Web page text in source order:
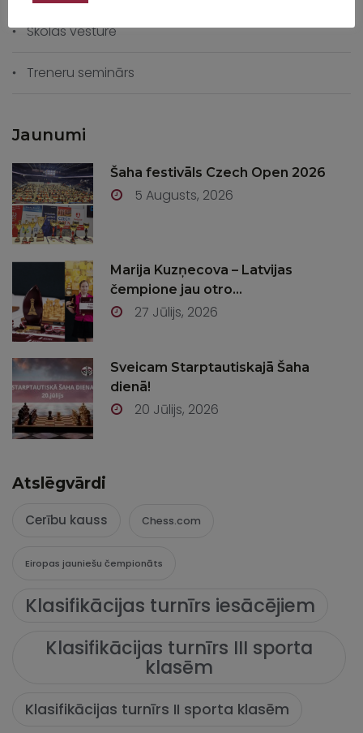
Skolas vēsture
Treneru seminārs
Jaunumi
Šaha festivāls Czech Open 2026
5 Augusts, 2026
Marija Kuzņecova – Latvijas
čempione jau otro...
27 Jūlijs, 2026
Sveicam Starptautiskajā Šaha
dienā!
20 Jūlijs, 2026
Atslēgvārdi
Cerību kauss Chess.com
Eiropas jauniešu čempionāts
Klasifikācijas turnīrs iesācējiem
Klasifikācijas turnīrs III sporta
klasēm
Klasifikācijas turnīrs II sporta klasēm